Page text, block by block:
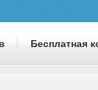
Бесплатная